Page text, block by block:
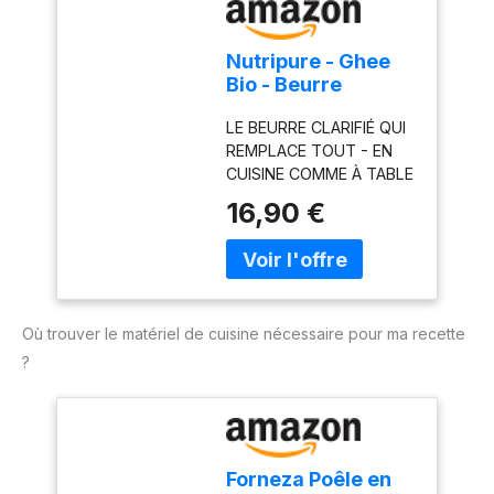
Nourrissant et sain
Nutripure - Ghee
Bio - Beurre
Lactose ni Caséine
- 300 g
LE BEURRE CLARIFIÉ QUI
REMPLACE TOUT - EN
CUISINE COMME À TABLE
purifié par clarification
lente - il ne reste que la
matière grasse pure,
Remplace le beurre
AGRICULTURE
BIOLOGIQUE - DES
VACHES QUI PAISSENT :
16,90 €
Où trouver le matériel de cuisine nécessaire pour ma recette
?
Forneza Poêle en